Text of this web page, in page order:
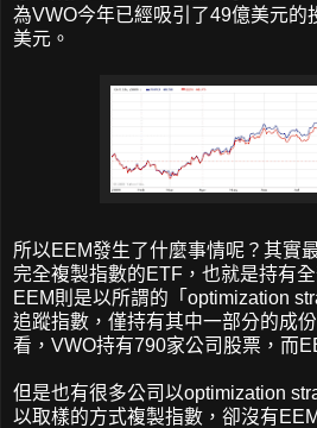
為VWO今年已經吸引了49億美元的
美元。
所以EEM發生了什麼事情呢？其實
完全複製指數的ETF，也就是持有
EEM則是以所謂的「optimization
追蹤指數，僅持有其中一部分的成
看，VWO持有790家公司股票，而
但是也有很多公司以optimization
以取樣的方式複製指數，卻沒有